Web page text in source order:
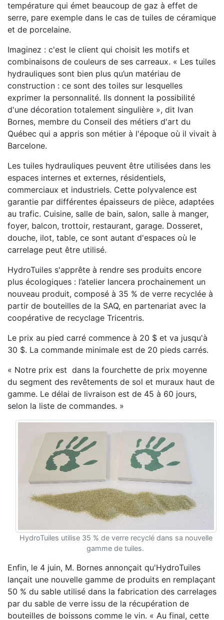
température qui émet beaucoup de gaz à effet de
serre, pare exemple dans le cas de tuiles de céramique
et de porcelaine.
Imaginez : c'est le client qui choisit les motifs et
combinaisons de couleurs de ses carreaux. « Les tuiles
hydrauliques sont bien plus qu’un matériau de
construction : ce sont des toiles sur lesquelles
exprimer la personnalité. Ils donnent la possibilité
d'une décoration totalement singulière », dit Ivan
Bornes, membre du Conseil des métiers d'art du
Québec qui a appris son métier à l'époque où il vivait à
Barcelone.
Les tuiles hydrauliques peuvent être utilisées dans les
espaces internes et externes, résidentiels,
commerciaux et industriels. Cette polyvalence est
garantie par différentes épaisseurs de pièce, adaptées
au trafic. Cuisine, salle de bain, salon, salle à manger,
foyer, balcon, trottoir, restaurant, garage. Dosseret,
douche, ilot, table, ce sont autant d'espaces où le
carrelage peut être utilisé.
HydroTuiles s'apprête à rendre ses produits encore
plus écologiques : l’atelier lancera prochainement un
nouveau produit, composé à 35 % de verre recyclée à
partir de bouteilles de la SAQ, en partenariat avec la
coopérative de recyclage Tricentris.
Le prix au pied carré commence à 20 $ et va jusqu'à
30 $. La commande minimale est de 20 pieds carrés.
« Notre prix est dans la fourchette de prix moyenne
du segment des revêtements de sol et muraux haut de
gamme. Le délai de livraison est de 45 à 60 jours,
selon la liste de commandes. »
HydroTuiles utilise 35 % de verre recyclé dans sa nouvelle
gamme de tuiles.
Enfin, le 4 juin, M. Bornes annonçait qu'HydroTuiles
lançait une nouvelle gamme de produits en remplaçant
50 % du sable utilisé dans la fabrication des carrelages
par du sable de verre issu de la récupération de
bouteilles de boissons comme le vin. « Au final, cette